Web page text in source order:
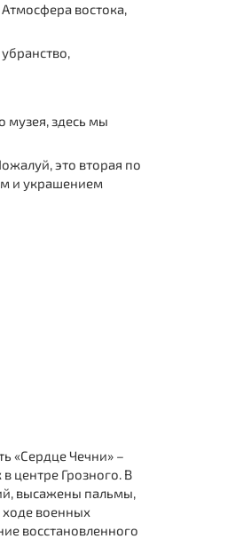
востока,
музея, здесь мы
это вторая по
и украшением
«Сердце Чечни» –
центре Грозного. В
высажены пальмы,
ходе военных
восстановленного